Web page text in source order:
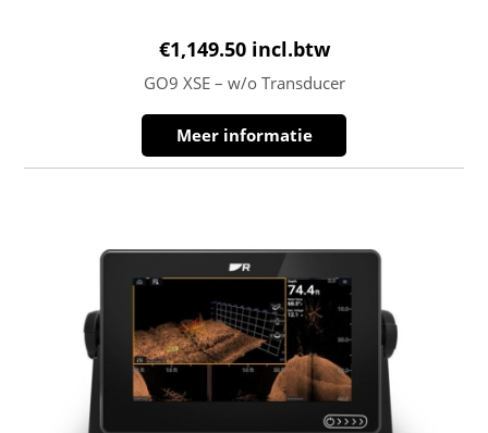
€1,149.50 incl.btw
GO9 XSE – w/o Transducer
Meer informatie